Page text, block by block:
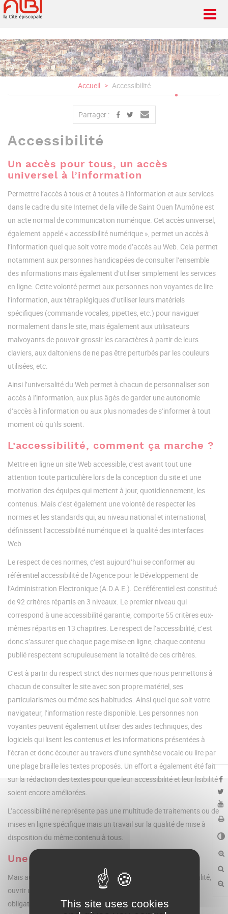
Aller
au
Accueil Accessibilité
Partager :
Accessibilité
Un accès pour tous, un accès
universel à l’information
Permettre l’accès à tous et à toutes à l’information et aux services
dans le cadre du site Internet de la ville de Saint Ouen l'Aumône est
un acte normal de communication numérique. Cet accès universel,
également appelé « accessibilité numérique », permet un accès à
l’information quel que soit votre mode d’accès au Web. Cela permet
notamment aux personnes handicapées de consulter l’ensemble
des informations mais également d’utiliser simplement les services
en ligne. Cette volonté permet aux personnes non voyantes de lire
l’information, aux tétraplégiques d’utiliser leurs matériels
spécifiques (commande vocales, pipettes, etc.) pour naviguer
normalement dans le site, mais également aux utilisateurs
malvoyants de pouvoir grossir les caractères à partir de leurs
claviers, aux daltoniens de ne pas être perturbés par les couleurs
utilisées, etc.
Ainsi l’universalité du Web permet à chacun de personnaliser son
accès à l’information, aux plus âgés de garder une autonomie
d’accès à l’information ou aux plus nomades de s’informer à tout
moment où qu’ils soient.
L’accessibilité, comment ça marche ?
Mettre en ligne un site Web accessible, c’est avant tout une
attention toute particulière lors de la conception du site et une
motivation des équipes qui mettent à jour, quotidiennement, les
contenus. Mais c’est également une volonté de respecter les
normes et les standards qui, au niveau national et international,
définissent l’accessibilité numérique et la qualité des interfaces
Web.
Le respect de ces normes, c’est aujourd’hui se conformer au
référentiel accessibilité de l’Agence pour le Développement de
l’Administration Electronique (A.D.A.E.). Ce référentiel est constitué
de 92 critères répartis en 3 niveaux. Le premier niveau qui
correspond à une accessibilité garantie, comporte 55 critères eux-
mêmes répartis en 13 chapitres. Le respect de l’accessibilité, c’est
donc s’assurer que chaque page mise en ligne, chaque contenu
publié respectent scrupuleusement la totalité de ces critères.
C’est à partir du respect strict des normes que nous permettons à
chacun de consulter le site avec son propre matériel, ses
particularismes ou même ses habitudes. Ainsi quel que soit votre
navigateur, l’information reste disponible. Les personnes non
voyantes peuvent également utiliser des aides techniques, des
logiciels qui lisent les contenus et les informations présentées à
l’écran et donc écouter au travers d’une synthèse vocale ou lire par
une plage braille les textes proposés. Un effort a également été fait
sur la rédaction des textes pour que leur accessibilité et leur lisibilité
soient encore améliorées.
L’accessibilité ne représente pas une multitude de traitements ou de
mises en ligne spécifique mais un travail sur la qualité de mise à
disposition du même contenu à tous.
Une démarche citoyenne
Mais au-delà d’une démarche humaine et d’une approche qualité,
ouvrir un site Web accessible est également la réponse à une
obligation légale. L’article 47 de la loi du 11 février 2005 pour
This site uses cookies